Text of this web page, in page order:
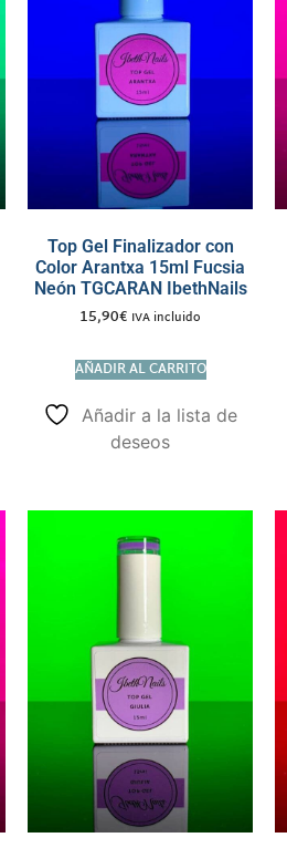
Top Gel Finalizador con
Color Arantxa 15ml Fucsia
Neón TGCARAN IbethNails
15,90€ IVA incluido
AÑADIR AL CARRITO
Añadir a la lista de
deseos